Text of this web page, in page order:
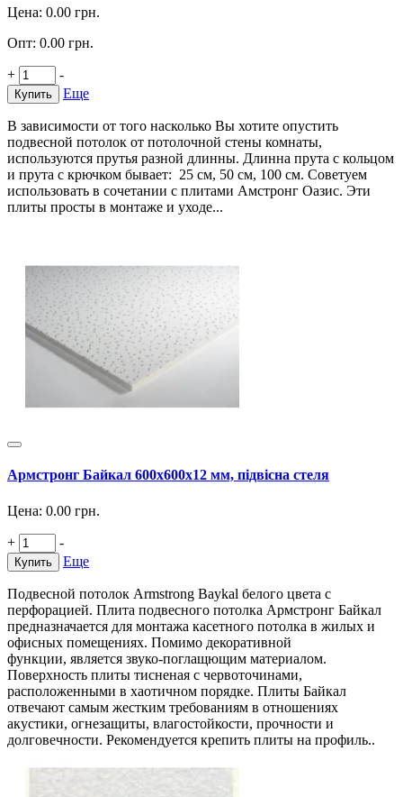
Цена: 0.00 грн.
Опт: 0.00 грн.
+ -
Купить Еще
В зависимости от того насколько Вы хотите опустить
подвесной потолок от потолочной стены комнаты,
используются прутья разной длинны. Длинна прута с кольцом
и прута с крючком бывает: 25 см, 50 см, 100 см. Советуем
использовать в сочетании с плитами Амстронг Оазис. Эти
плиты просты в монтаже и уходе...
Армстронг Байкал 600х600х12 мм, підвісна стеля
Цена: 0.00 грн.
+ -
Купить Еще
Подвесной потолок Armstrong Baykal белого цвета с
перфорацией. Плита подвесного потолка Армстронг Байкал
предназначается для монтажа касетного потолка в жилых и
офисных помещениях. Помимо декоративной
функции, является звуко-поглащющим материалом.
Поверхность плиты тисненая с червоточинами,
расположенными в хаотичном порядке. Плиты Байкал
отвечают самым жестким требованиям в отношениях
акустики, огнезащиты, влагостойкости, прочности и
долговечности. Рекомендуется крепить плиты на профиль..